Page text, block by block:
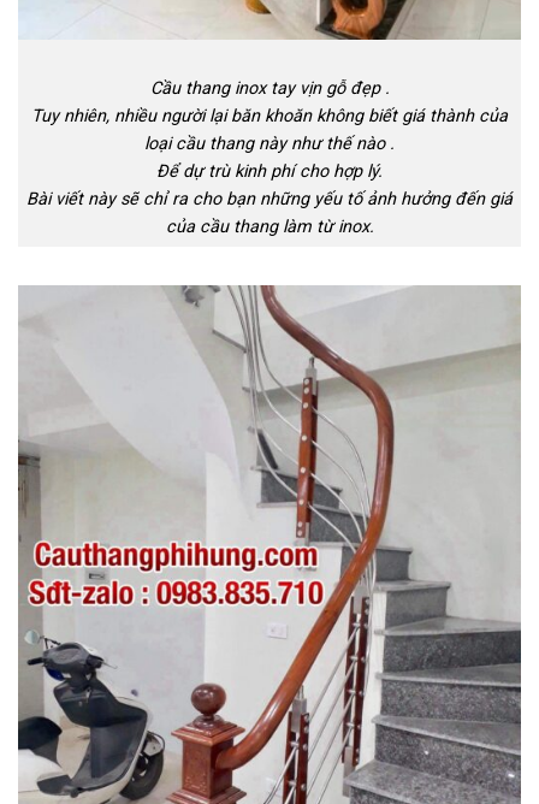
Cầu thang inox tay vịn gỗ đẹp .
Tuy nhiên, nhiều người lại băn khoăn không biết giá thành của
loại cầu thang này như thế nào .
Để dự trù kinh phí cho hợp lý.
Bài viết này sẽ chỉ ra cho bạn những yếu tố ảnh hưởng đến giá
của cầu thang làm từ inox.